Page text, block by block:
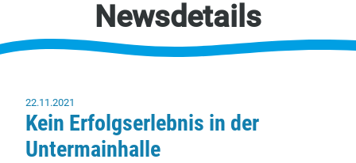
Bayer
Dormagen
1920
Newsdetails
22.11.2021
Kein Erfolgserlebnis in der
Untermainhalle